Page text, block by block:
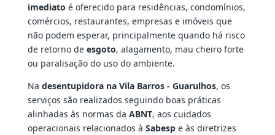
imediato é oferecido para residências, condomínios,
comércios, restaurantes, empresas e imóveis que
não podem esperar, principalmente quando há risco
de retorno de esgoto, alagamento, mau cheiro forte
ou paralisação do uso do ambiente.
Na desentupidora na Vila Barros - Guarulhos, os
serviços são realizados seguindo boas práticas
alinhadas às normas da ABNT, aos cuidados
operacionais relacionados à Sabespe às diretrizes